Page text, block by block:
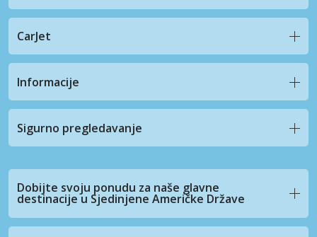
CarJet
Informacije
Sigurno pregledavanje
Dobijte svoju ponudu za naše glavne
destinacije u Sjedinjene Američke Države